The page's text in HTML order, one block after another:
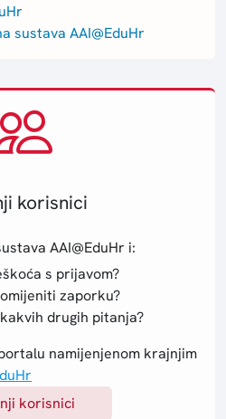
sustava AAI@EduHr
korisnici
AAI@EduHr i:
s prijavom?
zaporku?
drugih pitanja?
namijenjenom krajnjim
korisnici